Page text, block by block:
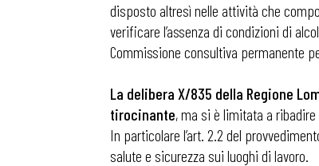
disposto altresì nelle attività che
verificare l’assenza di condizioni di
Commissione consultiva permanente
La delibera X/835 della Regione
tirocinante, ma si è limitata a
In particolare l’art. 2.2 del
salute e sicurezza sui luoghi di lavoro.